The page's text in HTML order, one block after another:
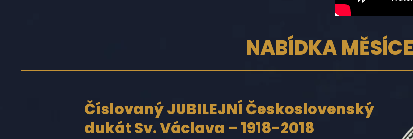
NABÍDKA MĚSÍCE
Číslovaný JUBILEJNÍ Československý
dukát Sv. Václava – 1918-2018